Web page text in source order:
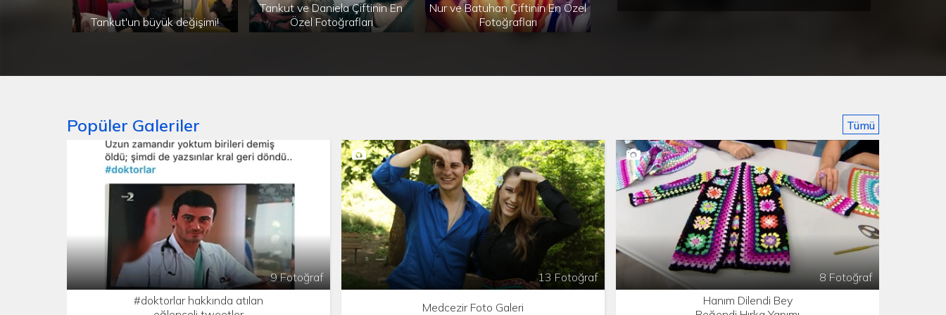
Tankut'un büyük değişimi!
Tankut ve Daniela Çiftinin En
Özel Fotoğrafları
Nur ve Batuhan Çiftinin En Özel
Fotoğrafları
Popüler Galeriler
9 Fotoğraf
#doktorlar hakkında atılan
13 Fotoğraf
Medcezir Foto Galeri
8 Fotoğraf
Hanım Dilendi Bey
Tümü